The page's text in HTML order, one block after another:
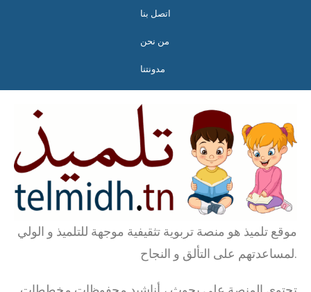
اتصل بنا
من نحن
مدونتنا
موقع تلميذ هو منصة تربوية تثقيفية موجهة للتلميذ و الولي
لمساعدتهم على التألق و النجاح.